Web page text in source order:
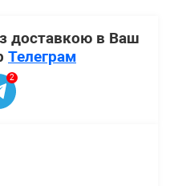
з доставкою в Ваш
Телеграм
2